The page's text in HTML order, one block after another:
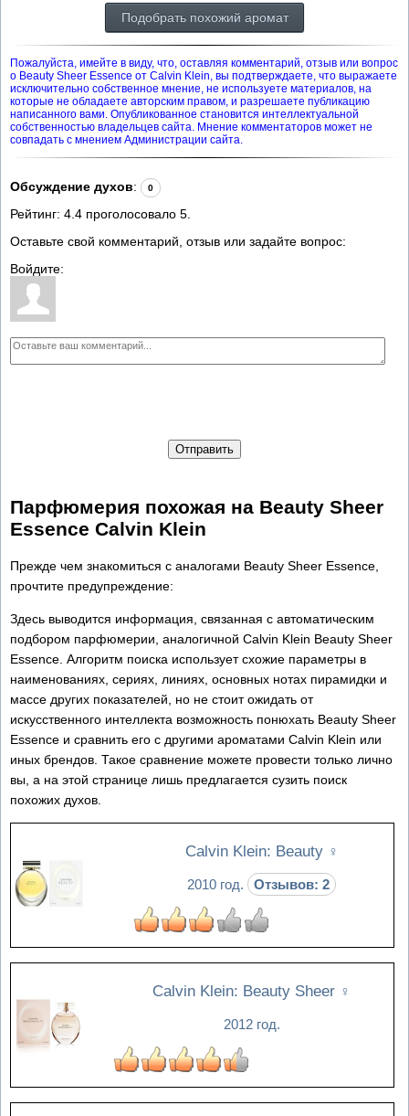
Подобрать похожий аромат
Пожалуйста, имейте в виду, что, оставляя комментарий, отзыв или вопрос
о Beauty Sheer Essence от Calvin Klein, вы подтверждаете, что выражаете
исключительно собственное мнение, не используете материалов, на
которые не обладаете авторским правом, и разрешаете публикацию
написанного вами. Опубликованное становится интеллектуальной
собственностью владельцев сайта. Мнение комментаторов может не
совпадать с мнением Администрации сайта.
Обсуждение духов: 0
Рейтинг: 4.4 проголосовало 5
Оставьте свой комментарий, отзыв или задайте вопрос:
Войдите:
Отправить
Парфюмерия похожая на Beauty Sheer
Essence Calvin Klein
Прежде чем знакомиться с аналогами Beauty Sheer Essence,
прочтите предупреждение:
Здесь выводится информация, связанная с автоматическим
подбором парфюмерии, аналогичной Calvin Klein Beauty Sheer
Essence. Алгоритм поиска использует схожие параметры в
наименованиях, сериях, линиях, основных нотах пирамидки и
массе других показателей, но не стоит ожидать от
искусственного интеллекта возможность понюхать Beauty Sheer
Essence и сравнить его с другими ароматами Calvin Klein или
иных брендов. Такое сравнение можете провести только лично
вы, а на этой странице лишь предлагается сузить поиск
похожих духов.
Calvin Klein: Beauty ♀
2010 год. Отзывов: 2
Calvin Klein: Beauty Sheer ♀
2012 год.